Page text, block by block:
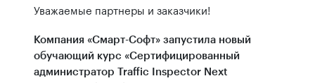
Уважаемые партнеры и заказчики!
Компания «Смарт-Софт» запустила новый
обучающий курс «Сертифицированный
администратор Traffic Inspector Next